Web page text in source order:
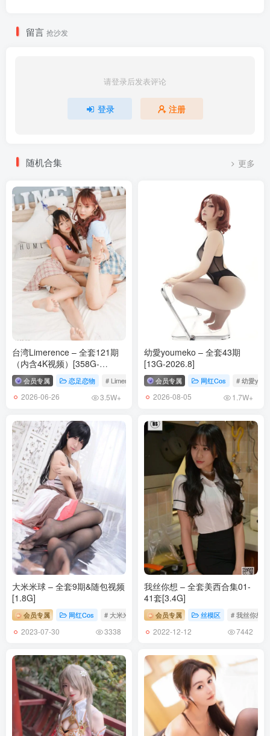
留言 抢沙发
请登录后发表评论
登录 注册
随机合集 更多
台湾Limerence – 全套121期
（内含4K视频）[358G-
2026.6]
会员专属 恋足恋物 # Limerence
2026-06-26 3.5W+
幼愛youmeko – 全套43期
[13G-2026.8]
会员专属 网红Cos # 幼愛
2026-08-05 1.7W+
大米米球 – 全套9期&随包视频
[1.8G]
会员专属 网红Cos # 大米米球
2023-07-30 3338
我丝你想 – 全套美西合集01-
41套[3.4G]
会员专属 丝模区 # 我丝你想
2022-12-12 7442